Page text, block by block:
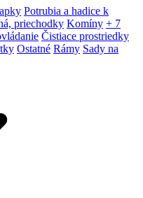
Potrubia a hadice k
priechodky Komíny + 7
Čistiace prostriedky
Ostatné Rámy Sady na